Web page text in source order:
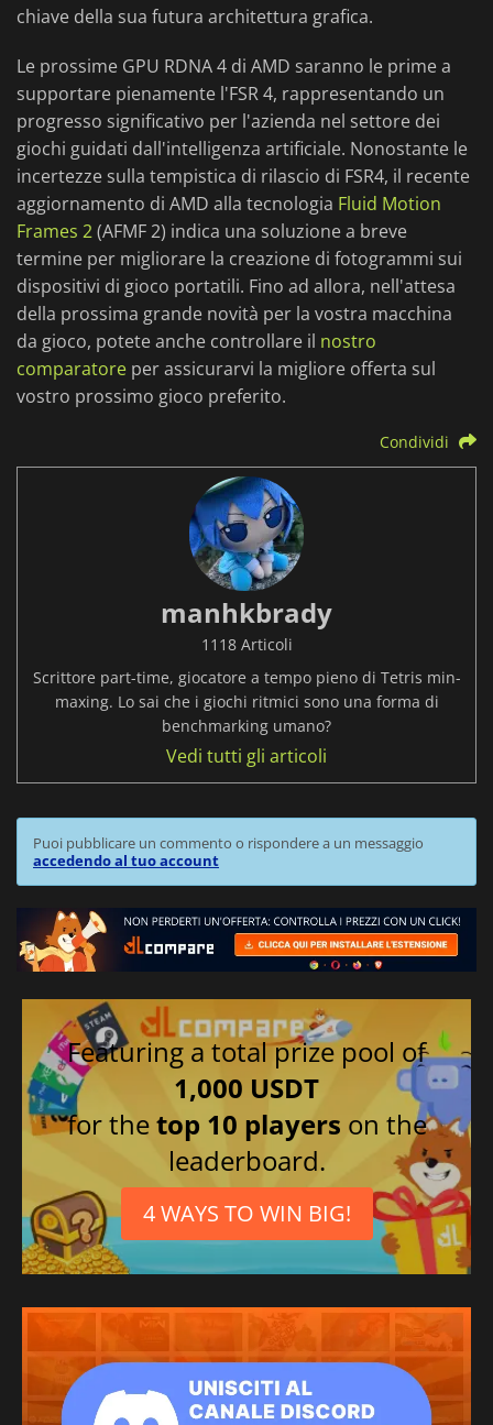
chiave della sua futura architettura grafica.
Le prossime GPU RDNA 4 di AMD saranno le prime a
supportare pienamente l'FSR 4, rappresentando un
progresso significativo per l'azienda nel settore dei
giochi guidati dall'intelligenza artificiale. Nonostante le
incertezze sulla tempistica di rilascio di FSR4, il recente
aggiornamento di AMD alla tecnologia Fluid Motion
Frames 2(AFMF 2) indica una soluzione a breve
termine per migliorare la creazione di fotogrammi sui
dispositivi di gioco portatili. Fino ad allora, nell'attesa
della prossima grande novità per la vostra macchina
da gioco, potete anche controllare il nostro
comparatore per assicurarvi la migliore offerta sul
vostro prossimo gioco preferito.
Condividi
manhkbrady
1118 Articoli
Scrittore part-time, giocatore a tempo pieno di Tetris min-
maxing. Lo sai che i giochi ritmici sono una forma di
benchmarking umano?
Vedi tutti gli articoli
Puoi pubblicare un commento o rispondere a un messaggio
accedendo al tuo account
Featuring a total prize pool of
1,000 USDT
for thetop 10 players on the
leaderboard.
4 WAYS TO WIN BIG!